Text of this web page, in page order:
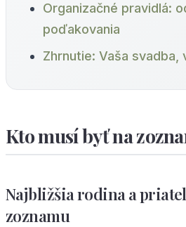
Organizačné pravidlá:
poďakovania
Zhrnutie: Vaša svadba,
Kto musí byť na
Najbližšia rodina a
zoznamu